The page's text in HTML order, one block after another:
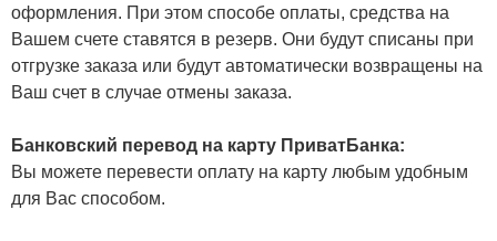
оформления. При этом способе оплаты, средства на
Вашем счете ставятся в резерв. Они будут списаны при
отгрузке заказа или будут автоматически возвращены на
Ваш счет в случае отмены заказа.
Банковский перевод на карту ПриватБанка:
Вы можете перевести оплату на карту любым удобным
для Вас способом.